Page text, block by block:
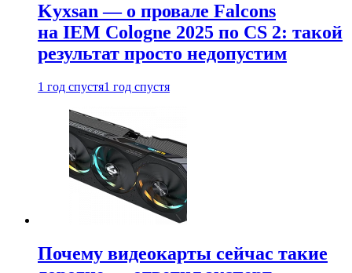
Kyxsan — о провале Falcons
на IEM Cologne 2025 по CS 2: такой
результат просто недопустим
1 год спустя1 год спустя
Почему видеокарты сейчас такие